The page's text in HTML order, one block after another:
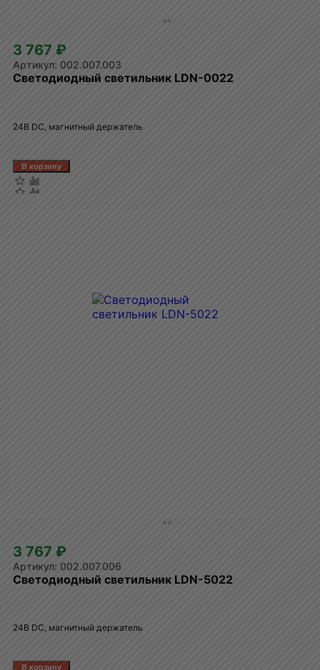
3 767 ₽
002.007.003
Светодиодный светильник LDN-0022
24В DC, магнитный держатель
3 767 ₽
002.007.006
Светодиодный светильник LDN-5022
24В DC, магнитный держатель